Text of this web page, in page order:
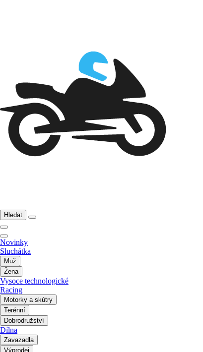
Hledat
Novinky
Sluchátka
Muž
Žena
Vysoce technologické
Racing
Motorky a skútry
Terénní
Dobrodružství
Dílna
Zavazadla
Výprodej